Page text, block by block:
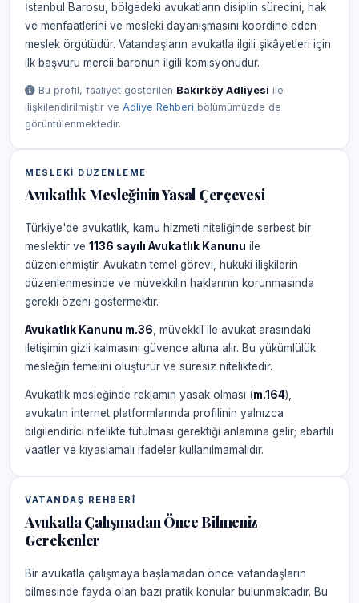
İstanbul Barosu, bölgedeki avukatların disiplin sürecini, hak
ve menfaatlerini ve mesleki dayanışmasını koordine eden
meslek örgütüdür. Vatandaşların avukatla ilgili şikâyetleri için
ilk başvuru mercii baronun ilgili komisyonudur.
Bu profil, faaliyet gösterilen Bakırköy Adliyesi ile
ilişkilendirilmiştir ve Adliye Rehberi bölümümüzde de
görüntülenmektedir.
MESLEKI DÜZENLEME
Avukatlık Mesleğinin Yasal Çerçevesi
Türkiye'de avukatlık, kamu hizmeti niteliğinde serbest bir
meslektir ve 1136 sayılı Avukatlık Kanunu ile
düzenlenmiştir. Avukatın temel görevi, hukuki ilişkilerin
düzenlenmesinde ve müvekkilin haklarının korunmasında
gerekli özeni göstermektir.
Avukatlık Kanunu m.36 , müvekkil ile avukat arasındaki
iletişimin gizli kalmasını güvence altına alır. Bu yükümlülük
mesleğin temelini oluşturur ve süresiz niteliktedir.
Avukatlık mesleğinde reklamın yasak olması (m.164),
avukatın internet platformlarında profilinin yalnızca
bilgilendirici nitelikte tutulması gerektiği anlamına gelir; abartılı
vaatler ve kıyaslamalı ifadeler kullanılmamalıdır.
VATANDAŞ REHBERI
Avukatla Çalışmadan Önce Bilmeniz
Gerekenler
Bir avukatla çalışmaya başlamadan önce vatandaşların
bilmesinde fayda olan bazı pratik konular bulunmaktadır. Bu